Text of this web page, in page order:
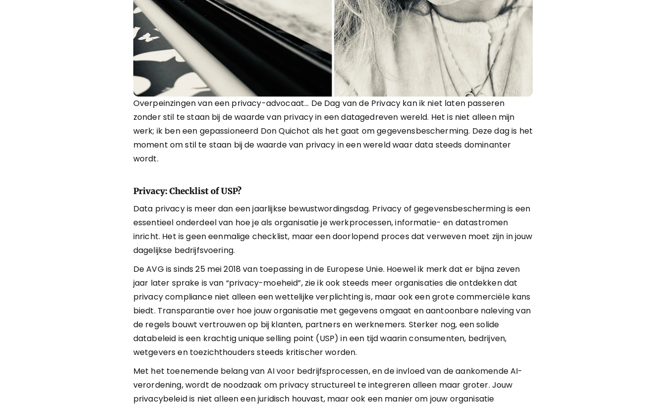
Overpeinzingen van een privacy-advocaat... De Dag van de Privacy kan ik niet laten passeren
zonder stil te staan bij de waarde van privacy in een datagedreven wereld. Het is niet alleen mijn
werk; ik ben een gepassioneerd Don Quichot als het gaat om gegevensbescherming. Deze dag is het
moment om stil te staan bij de waarde van privacy in een wereld waar data steeds dominanter
wordt.
Privacy: Checklist of USP?
Data privacy is meer dan een jaarlijkse bewustwordingsdag. Privacy of gegevensbescherming is een
essentieel onderdeel van hoe je als organisatie je werkprocessen, informatie- en datastromen
inricht. Het is geen eenmalige checklist, maar een doorlopend proces dat verweven moet zijn in jouw
dagelijkse bedrijfsvoering.
De AVG is sinds 25 mei 2018 van toepassing in de Europese Unie. Hoewel ik merk dat er bijna zeven
jaar later sprake is van “privacy-moeheid”, zie ik ook steeds meer organisaties die ontdekken dat
privacy compliance niet alleen een wettelijke verplichting is, maar ook een grote commerciële kans
biedt. Transparantie over hoe jouw organisatie met gegevens omgaat en aantoonbare naleving van
de regels bouwt vertrouwen op bij klanten, partners en werknemers. Sterker nog, een solide
databeleid is een krachtig unique selling point (USP) in een tijd waarin consumenten, bedrijven,
wetgevers en toezichthouders steeds kritischer worden.
Met het toenemende belang van AI voor bedrijfsprocessen, en de invloed van de aankomende AI-
verordening, wordt de noodzaak om privacy structureel te integreren alleen maar groter. Jouw
privacybeleid is niet alleen een juridisch houvast, maar ook een manier om jouw organisatie